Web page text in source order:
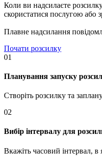
Коли ви надсилаєте
скористатися послугою або
Плавне надсилання
Почати розсилку
01
Планування запуску
Створіть розсилку та
02
Вибір інтервалу для
Вкажіть часовий інтервал,